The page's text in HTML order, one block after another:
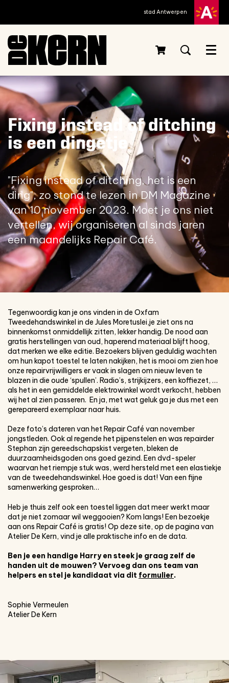
stad Antwerpen
Menu
Fixing instead of ditching
is een dingetje
"Fixing instead of ditching, het is een
ding", zo stond te lezen in DM Magazine
van 10 november 2023. Moet je ons niet
vertellen, wij organiseren al sinds jaren
een maandelijks Repair Café.
Tegenwoordig kan je ons vinden in de Oxfam
Tweedehandswinkel in de Jules Moretuslei,je ziet ons na
binnenkomst onmiddellijk zitten, lekker handig. De nood aan
gratis herstellingen van oud, haperend materiaal blijft hoog,
dat merken we elke editie. Bezoekers blijven geduldig wachten
om hun kapot toestel te laten nakijken, het is mooi om zien hoe
onze repairvrijwilligers er vaak in slagen om nieuw leven te
blazen in die oude ‘spullen’. Radio’s, strijkijzers, een koffiezet, …
als het in een gemiddelde elektrowinkel wordt verkocht, hebben
wij het al zien passeren. En ja, met wat geluk ga je dus met een
gerepareerd exemplaar naar huis.
Deze foto’s dateren van het Repair Café van november
jongstleden. Ook al regende het pijpenstelen en was repairder
Stephan zijn gereedschapskist vergeten, bleken de
duurzaamheidsgoden ons goed gezind. Een dvd-speler
waarvan het riempje stuk was, werd hersteld met een elastiekje
van de tweedehandswinkel. Hoe goed is dat! Van een fijne
samenwerking gesproken…
Heb je thuis zelf ook een toestel liggen dat meer werkt maar
dat je niet zomaar wil weggooien? Kom langs! Een bezoekje
aan ons Repair Café is gratis! Op deze site, op de pagina van
Atelier De Kern, vind je alle praktische info en de data.
Ben je een handige Harry en steek je graag zelf de
handen uit de mouwen? Vervoeg dan ons team van
helpers en stel je kandidaat via dit formulier.
Sophie Vermeulen
Atelier De Kern